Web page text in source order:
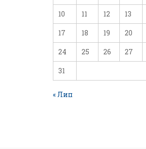
10 11 12 13
17 18 19 20
24 25 26 27
31
« Лип